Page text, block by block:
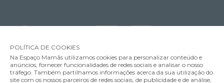
POLÍTICA DE COOKIES
Na Espaço Mamãs utilizamos cookies para personalizar conteúdo e
anúncios, fornecer funcionalidades de redes sociais e analisar o nosso
tráfego. Também partilhamos informações acerca da sua utilização do
site com os nossos parceiros de redes sociais, de publicidade e de análise,